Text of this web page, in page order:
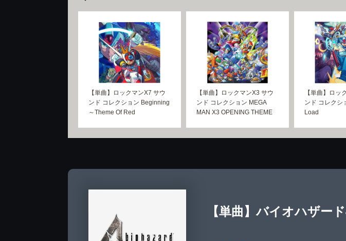
【単曲】ロックマンX7 サウ
ンド コレクション Beginning
～Theme Of Red
【単曲】ロックマンX3 サウ
ンド コレクション MEGA
MAN X3 OPENING THEME
【単曲】ロッ
ンド コレクシ
Load
【単曲】バイオハザー